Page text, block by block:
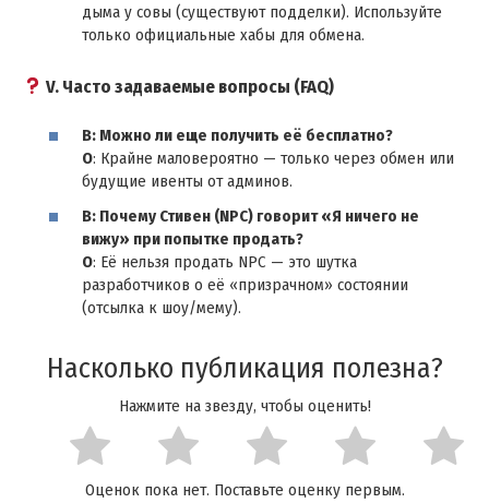
дыма у совы (существуют подделки). Используйте
только официальные хабы для обмена.
V. Часто задаваемые вопросы (FAQ)
В: Можно ли еще получить её бесплатно?
О: Крайне маловероятно — только через обмен или
будущие ивенты от админов.
В: Почему Стивен (NPC) говорит «Я ничего не
вижу» при попытке продать?
О: Её нельзя продать NPC — это шутка
разработчиков о её «призрачном» состоянии
(отсылка к шоу/мему).
Насколько публикация полезна?
Нажмите на звезду, чтобы оценить!
Оценок пока нет. Поставьте оценку первым.